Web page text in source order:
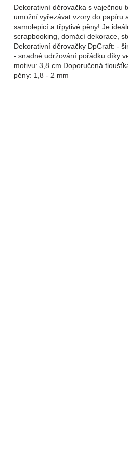
Dekorativní děrovačka s vaječnou
umožní vyřezávat vzory do papíru
samolepicí a třpytivé pěny! Je
scrapbooking, domácí dekorace,
Dekorativní děrovačky DpCraft: -
- snadné udržování pořádku díky
motivu: 3,8 cm Doporučená
pěny: 1,8 - 2 mm